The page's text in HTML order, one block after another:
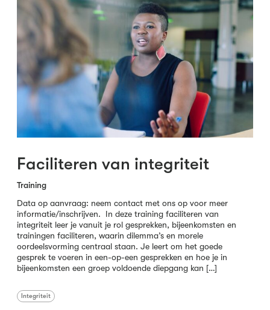
Faciliteren van integriteit
Training
Data op aanvraag: neem contact met ons op voor meer
informatie/inschrijven. In deze training faciliteren van
integriteit leer je vanuit je rol gesprekken, bijeenkomsten en
trainingen faciliteren, waarin dilemma’s en morele
oordeelsvorming centraal staan. Je leert om het goede
gesprek te voeren in een-op-een gesprekken en hoe je in
bijeenkomsten een groep voldoende diepgang kan […]
Integriteit